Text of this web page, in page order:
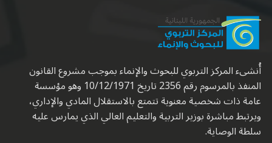
أُنشىء المركز التربوي للبحوث والإنماء بموجب مشروع القانون
المنفذ بالمرسوم رقم 2356 تاريخ 10/12/1971 وهو مؤسسة
عامة ذات شخصية معنوية تتمتع بالاستقلال المادي والإداري،
ويرتبط مباشرة بوزير التربية والتعليم العالي الذي يمارس عليه
سلطة الوصاية.